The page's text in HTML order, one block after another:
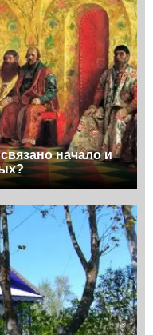
начало и